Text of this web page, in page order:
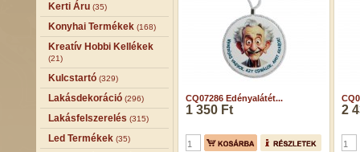
Kerti Áru (35)
Konyhai Termékek (168)
Kreatív Hobbi Kellékek
(21)
Kulcstartó (329)
Lakásdekoráció (296)
Lakásfelszerelés (315)
Led Termékek (35)
CQ07286 Edényalátét...
1 350 Ft 2